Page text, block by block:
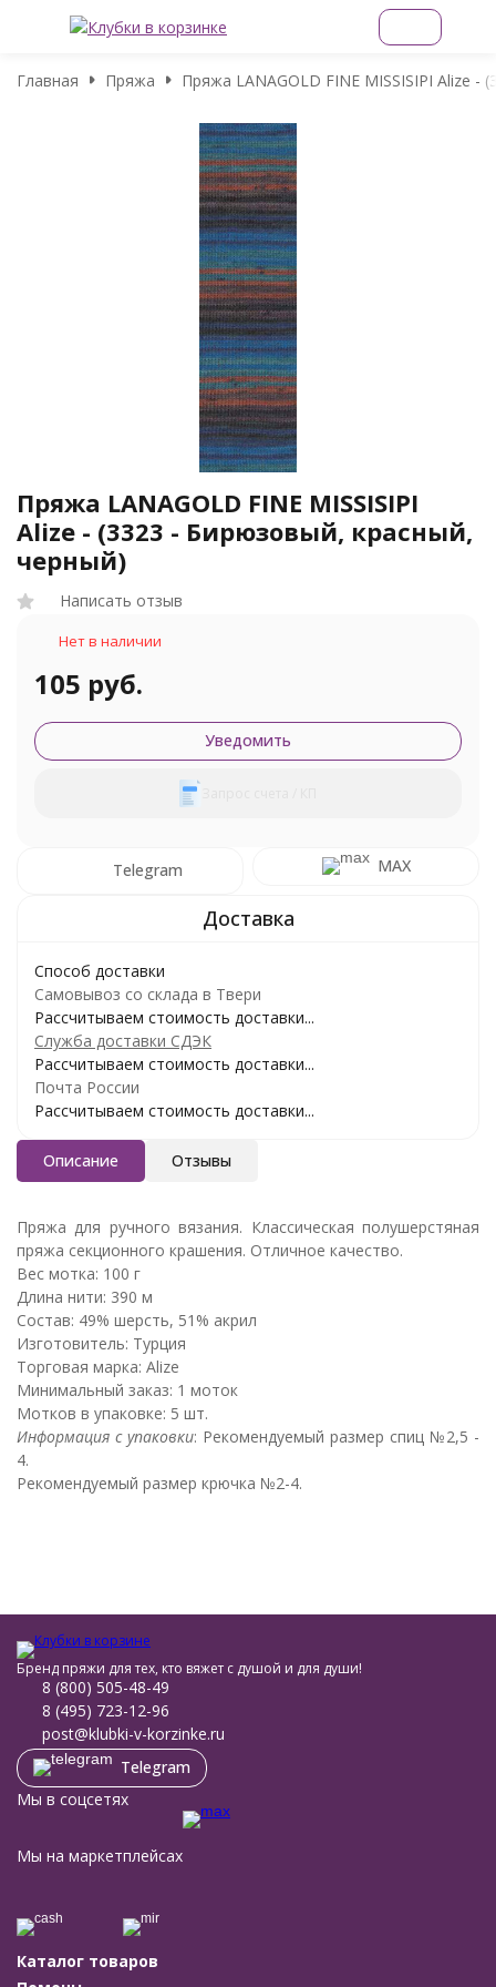
Главная Пряжа Пряжа LANAGOLD FINE MISSISIPI Alize
Пряжа LANAGOLD FINE MISSISIPI
Alize - (3323 - Бирюзовый, красный,
черный)
Написать отзыв
Нет в наличии
105 руб.
Уведомить
Telegram MAX
Способ доставки
Самовывоз со склада в Твери
Рассчитываем стоимость доставки...
Служба доставки СДЭК
Рассчитываем стоимость доставки...
Почта России
Рассчитываем стоимость доставки...
Описание Отзывы
Пряжа для ручного вязания. Классическая полушерстяная
пряжа секционного крашения. Отличное качество.
Вес мотка: 100 г
Длина нити: 390 м
Состав: 49% шерсть, 51% акрил
Изготовитель: Турция
Торговая марка: Alize
Минимальный заказ: 1 моток
Мотков в упаковке: 5 шт.
Информация с упаковки: Рекомендуемый размер спиц №2,5 -
4.
Рекомендуемый размер крючка №2-4.
Бренд пряжи для тех, кто вяжет с душой и для души!
8 (800) 505-48-49
8 (495) 723-12-96
post@klubki-v-korzinke.ru
Telegram
Мы в соцсетях
Мы на маркетплейсах
Каталог товаров